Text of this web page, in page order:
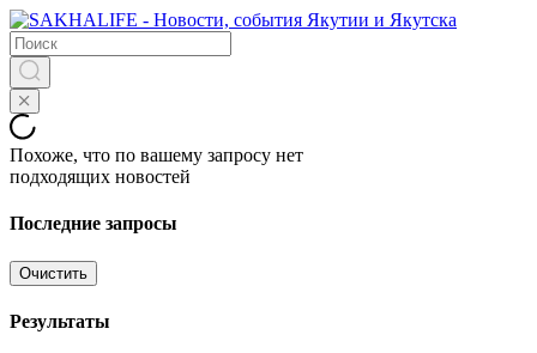
Похоже, что по вашему запросу нет
подходящих новостей
Последние запросы
Очистить
Результаты